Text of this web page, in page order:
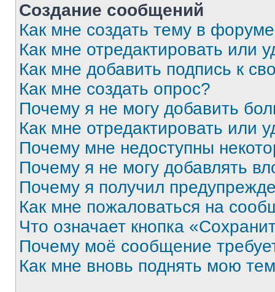
Создание сообщений
Как мне создать тему в
Как мне отредактировать или
Как мне добавить подпись к
Как мне создать опрос?
Почему я не могу добавить
Как мне отредактировать или
Почему мне недоступны
Почему я не могу добавлять
Почему я получил
Как мне пожаловаться на
Что означает кнопка
Почему моё сообщение
Как мне вновь поднять мою